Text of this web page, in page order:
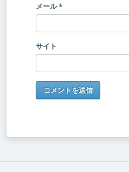
メール*
サイト